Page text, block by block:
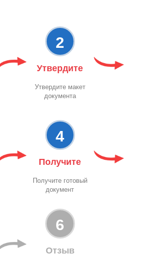
2
Утвердите
Утвердите макет
документа
4
Получите
Получите готовый
документ
6
Отзыв